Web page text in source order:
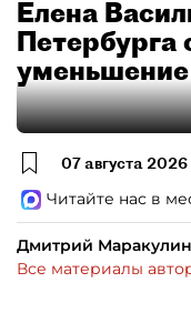
Елена
Петербурга
07 августа 2026
Читайте нас в
Дмитрий Маракулин
Все материалы